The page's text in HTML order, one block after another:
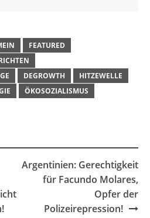
FEATURED
DEGROWTH
HITZEWELLE
ÖKOSOZIALISMUS
Argentinien: Gerechtigkeit
für Facundo Molares,
Opfer der
Polizeirepression!